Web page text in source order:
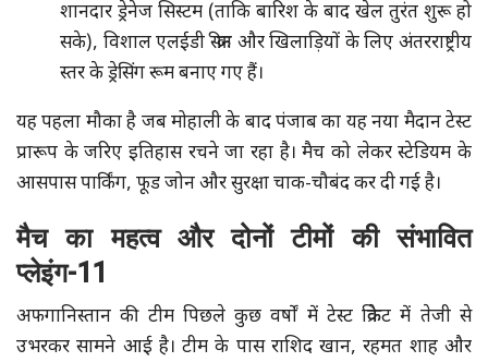
शानदार ड्रेनेज सिस्टम (ताकि बारिश के बाद खेल तुरंत शुरू हो
सके), विशाल एलईडी स्क्रीन और खिलाड़ियों के लिए अंतरराष्ट्रीय
स्तर के ड्रेसिंग रूम बनाए गए हैं।
यह पहला मौका है जब मोहाली के बाद पंजाब का यह नया मैदान टेस्ट
प्रारूप के जरिए इतिहास रचने जा रहा है। मैच को लेकर स्टेडियम के
आसपास पार्किंग, फूड जोन और सुरक्षा चाक-चौबंद कर दी गई है।
मैच का महत्व और दोनों टीमों की संभावित
प्लेइंग-11
अफगानिस्तान की टीम पिछले कुछ वर्षों में टेस्ट क्रिकेट में तेजी से
उभरकर सामने आई है। टीम के पास राशिद खान, रहमत शाह और